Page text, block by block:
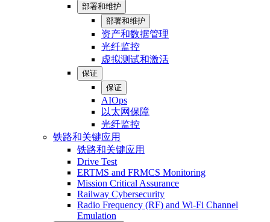
部署和维护
部署和维护
资产和数据管理
光纤监控
虚拟测试和激活
保证
保证
AIOps
以太网保障
光纤监控
铁路和关键应用
铁路和关键应用
Drive Test
ERTMS and FRMCS Monitoring
Mission Critical Assurance
Railway Cybersecurity
Radio Frequency (RF) and Wi-Fi Channel
Emulation